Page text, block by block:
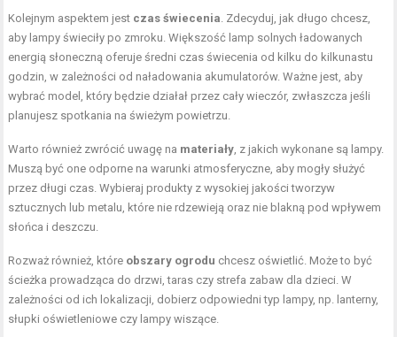
Kolejnym aspektem jest czas świecenia. Zdecyduj, jak długo chcesz,
aby lampy świeciły po zmroku. Większość lamp solnych ładowanych
energią słoneczną oferuje średni czas świecenia od kilku do kilkunastu
godzin, w zależności od naładowania akumulatorów. Ważne jest, aby
wybrać model, który będzie działał przez cały wieczór, zwłaszcza jeśli
planujesz spotkania na świeżym powietrzu.
Warto również zwrócić uwagę na materiały, z jakich wykonane są lampy.
Muszą być one odporne na warunki atmosferyczne, aby mogły służyć
przez długi czas. Wybieraj produkty z wysokiej jakości tworzyw
sztucznych lub metalu, które nie rdzewieją oraz nie blakną pod wpływem
słońca i deszczu.
Rozważ również, które obszary ogrodu chcesz oświetlić. Może to być
ścieżka prowadząca do drzwi, taras czy strefa zabaw dla dzieci. W
zależności od ich lokalizacji, dobierz odpowiedni typ lampy, np. lanterny,
słupki oświetleniowe czy lampy wiszące.